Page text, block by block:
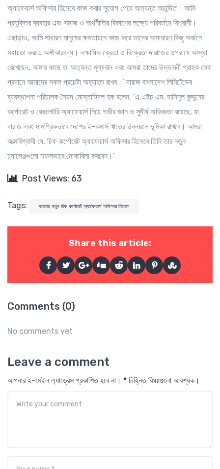
অ্যাফেয়ার্স অফিসার হিসেবে কাজ করার সুযোগ পেয়ে অত্যন্ত আনন্দিত। আমি
প্রযুক্তির ব্যবহার এবং সমাজ ও অর্থনীতির বিকাশের লক্ষ্যে পরিবর্তনে বিশ্বাসী।
এছাড়াও, আমি সাধারণ মানুষের ক্ষমতায়নে কাজ করে তাদের অসাধারণ কিছু অর্জনে
সহায়তা করতে অঙ্গীকারবদ্ধ। লক্ষাধিক ক্রেতা ও বিক্রেতা দারাজের ওপর যে আস্থা
রেখেছেন, আমার কাছে তা অত্যন্ত মূল্যবান এবং আমরা তাদের উদ্ভাবনী গ্রাহক সেবা
প্রদানে আমাদের সকল প্রচেষ্টা অব্যাহত রাখব।’ দারাজ বাংলাদেশ লিমিটেডের
ব্যবস্থাপনা পরিচালক সৈয়দ মোস্তাহিদল হক বলেন, ‘এ.এইচ.এম. হাসিনুল কুদ্দুসের
কর্পোরেট ও রেগুলেটরি অ্যাফেয়ার্স নিয়ে গভীর জ্ঞান ও সুদীর্ঘ অভিজ্ঞতা রয়েছে, যা
দারাজ এবং সামগ্রিকভাবে দেশের ই-কমার্স খাতের উন্নয়নে ভূমিকা রাখবে। আমরা
আত্মবিশ্বাসী যে, চিফ কর্পোরেট অ্যাফেয়ার্স অফিসার হিসেবে তিনি তার নতুন
চ্যালেঞ্জগুলো সফলভাবে মোকাবিলা করবেন।’
Post Views: 63
Tags: দারাজে নতুন চিফ কর্পোরেট অ্যাফেয়ার্স অফিসার নিয়োগ
Share this article:
Comments (0)
No comments yet
Leave a comment
আপনার ই-মেইল এ্যাড্রেস প্রকাশিত হবে না। * চিহ্নিত বিষয়গুলো আবশ্যক।